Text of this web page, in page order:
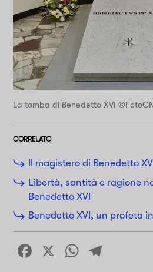
La tomba di Benedetto XVI
CORRELATO
Il magistero di Benedetto
Libertà, santità e ragione
Benedetto XVI
Benedetto XVI, un profeta
Facebook
X WhatsApp